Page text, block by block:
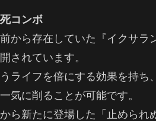
コンボ
から存在していた『イクサラ
されています。
ライフを倍にする効果を持ち
気に削ることが可能です。
ら新たに登場した「止められ